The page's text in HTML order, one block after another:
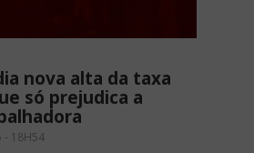
nova alta da taxa
só prejudica a
- 18H54